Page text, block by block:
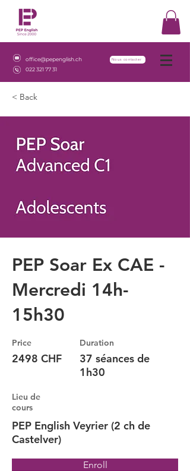
office@pepenglish.ch
022 321 77 31
Nous contacter
< Back
PEP Soar Ex CAE -
Mercredi 14h-
15h30
Price
2498 CHF
Duration
37 séances de
1h30
Lieu de
cours
PEP English Veyrier (2 ch de
Castelver)
Enroll